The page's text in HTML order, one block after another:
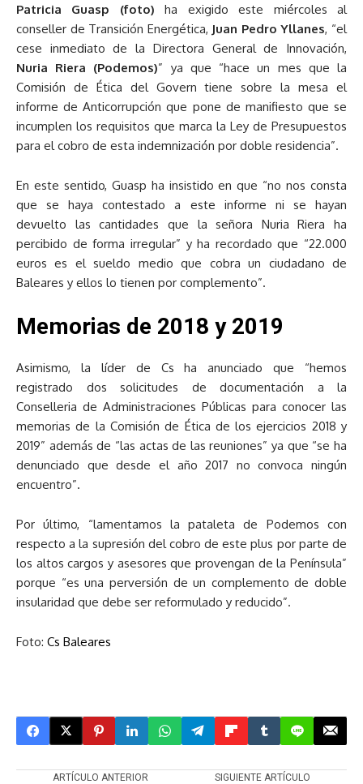
Patricia Guasp (foto) ha exigido este miércoles al
conseller de Transición Energética, Juan Pedro Yllanes, “el
cese inmediato de la Directora General de Innovación,
Nuria Riera (Podemos)” ya que “hace un mes que la
Comisión de Ética del Govern tiene sobre la mesa el
informe de Anticorrupción que pone de manifiesto que se
incumplen los requisitos que marca la Ley de Presupuestos
para el cobro de esta indemnización por doble residencia”.
En este sentido, Guasp ha insistido en que “no nos consta
que se haya contestado a este informe ni se hayan
devuelto las cantidades que la señora Nuria Riera ha
percibido de forma irregular” y ha recordado que “22.000
euros es el sueldo medio que cobra un ciudadano de
Baleares y ellos lo tienen por complemento”.
Memorias de 2018 y 2019
Asimismo, la líder de Cs ha anunciado que “hemos
registrado dos solicitudes de documentación a la
Conselleria de Administraciones Públicas para conocer las
memorias de la Comisión de Ética de los ejercicios 2018 y
2019” además de “las actas de las reuniones” ya que “se ha
denunciado que desde el año 2017 no convoca ningún
encuentro”.
Por último, “lamentamos la pataleta de Podemos con
respecto a la supresión del cobro de este plus por parte de
los altos cargos y asesores que provengan de la Península”
porque “es una perversión de un complemento de doble
insularidad que debe ser reformulado y reducido”.
Foto: Cs Baleares
ARTÍCULO ANTERIOR SIGUIENTE ARTÍCULO